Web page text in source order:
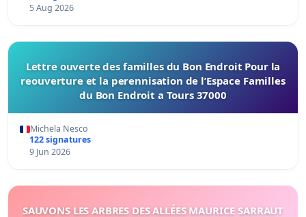
5 Aug 2026
Lettre ouverte des familles du Bon Endroit Pour la
reouverture et la perennisation de l’Espace Familles
du Bon Endroit a Tours 37000
Michela Nesco
122 signatures
9 Jun 2026
SAUVONS LES ARBRES DES ALLÉES MAURICE SARRAUT